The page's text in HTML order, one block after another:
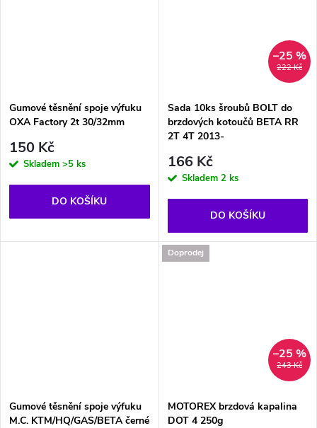
Gumové těsnění spoje výfuku
OXA Factory 2t 30/32mm
150 Kč
Skladem >5 ks
DO KOŠÍKU
222 Kč
–25 %
Sada 10ks šroubů BOLT do
brzdových kotoučů BETA RR
2T 4T 2013-
166 Kč
Skladem 2 ks
DO KOŠÍKU
Gumové těsnění spoje výfuku
M.C. KTM/HQ/GAS/BETA černé
Doprodej
243 Kč
–25 %
MOTOREX brzdová kapalina
DOT 4 250g